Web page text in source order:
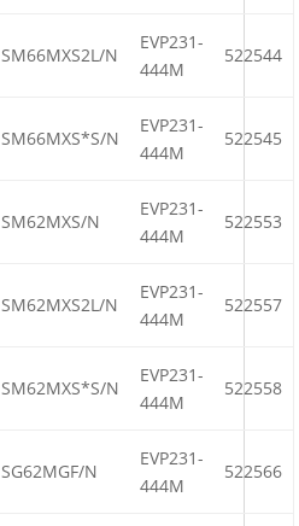
SM66MXS2L/N
EVP231-
444M
522544
SM66MXS*S/N
EVP231-
444M
522545
SM62MXS/N
EVP231-
444M
522553
SM62MXS2L/N
EVP231-
444M
522557
SM62MXS*S/N
EVP231-
444M
522558
SG62MGF/N
EVP231-
444M
522566